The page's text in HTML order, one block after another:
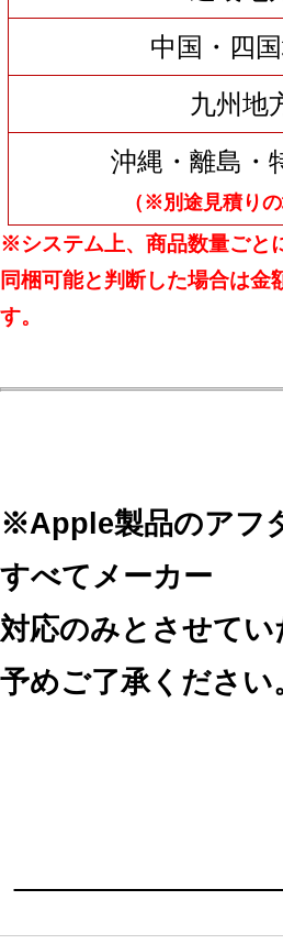
中国・四
九州地
沖縄・離島・
（※別途見積りの
※システム上、商品数量ごと
同梱可能と判断した場合は
す。
※Apple製品のアフ
すべてメーカー
対応のみとさせてい
予めご了承ください